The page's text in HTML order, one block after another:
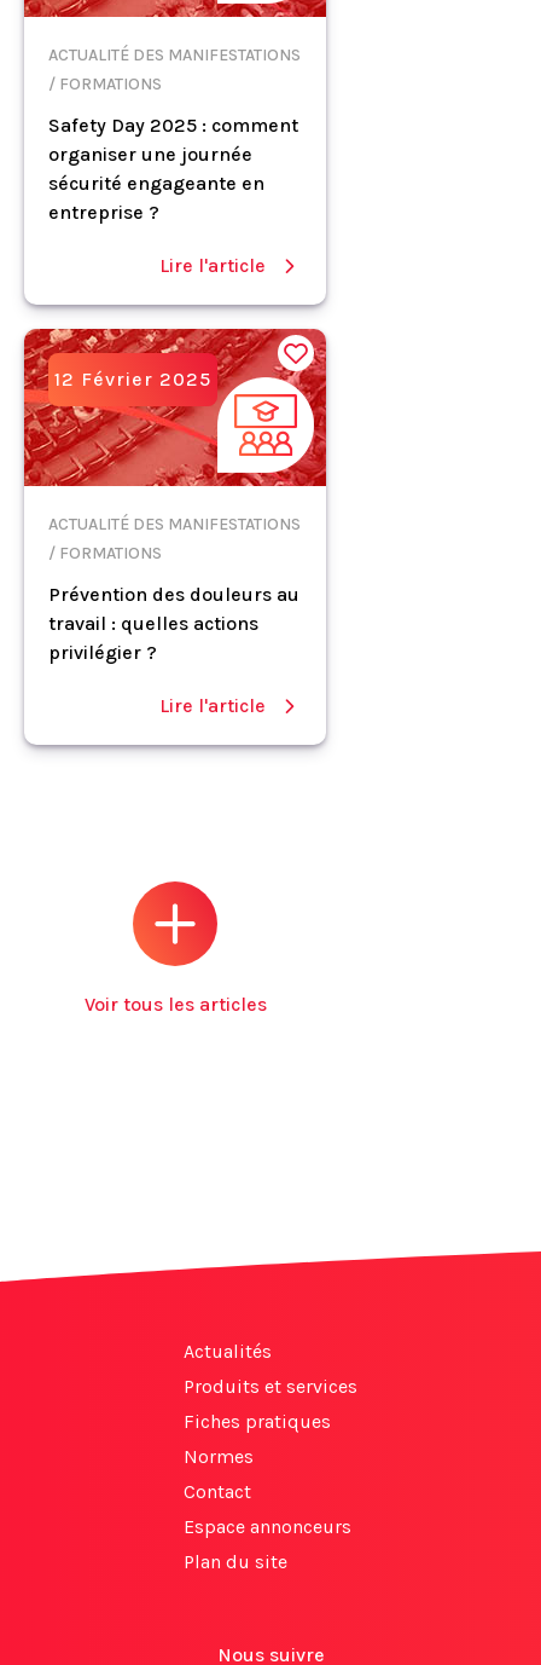
ACTUALITÉ DES MANIFESTATIONS
/ FORMATIONS
Safety Day 2025 : comment
organiser une journée
sécurité engageante en
entreprise ?
Lire l'article
12 Février 2025
ACTUALITÉ DES MANIFESTATIONS
/ FORMATIONS
Prévention des douleurs au
travail : quelles actions
privilégier ?
Lire l'article
Voir tous les articles
Actualités
Produits et services
Fiches pratiques
Normes
Contact
Espace annonceurs
Plan du site
Nous suivre